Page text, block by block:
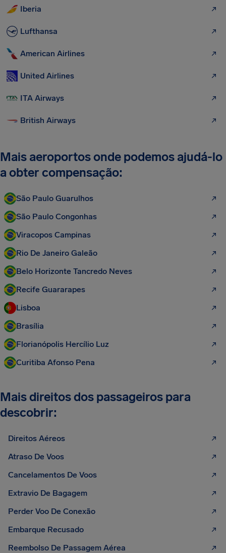
Iberia
Lufthansa
American Airlines
United Airlines
ITA Airways
British Airways
Mais aeroportos onde podemos ajudá-lo
a obter compensação:
São Paulo Guarulhos
São Paulo Congonhas
Viracopos Campinas
Rio De Janeiro Galeão
Belo Horizonte Tancredo Neves
Recife Guararapes
Lisboa
Brasília
Florianópolis Hercílio Luz
Curitiba Afonso Pena
Mais direitos dos passageiros para
descobrir:
Direitos Aéreos
Atraso De Voos
Cancelamentos De Voos
Extravio De Bagagem
Perder Voo De Conexão
Embarque Recusado
Reembolso De Passagem Aérea